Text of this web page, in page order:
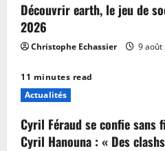
Découvrir earth, le jeu de
2026
Christophe Echassier 9 août
11 minutes read
Actualités
Cyril Féraud se confie
Cyril Hanouna : « Des